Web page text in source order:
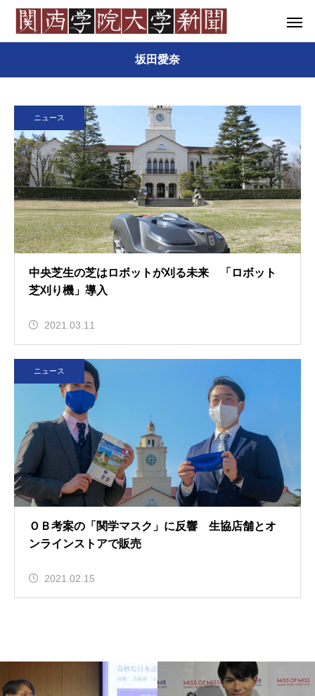
坂田愛奈
ニュース
中央芝生の芝はロボットが刈る未来 「ロボット
芝刈り機」導入
2021.03.11
ニュース
ＯＢ考案の「関学マスク」に反響 生協店舗とオ
ンラインストアで販売
2021.02.15